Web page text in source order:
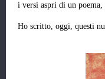
i versi aspri di un
Ho scritto, oggi, questi